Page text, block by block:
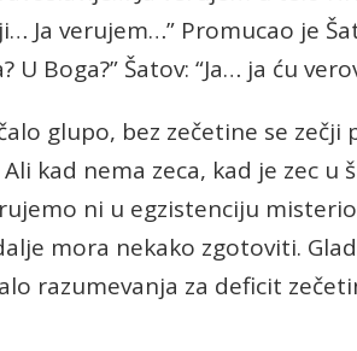
Ja verujem…” Promucao je
U Boga?” Šatov: “Ja… ja ću
glupo, bez zečetine se zečji
kad nema zeca, kad je zec u
ni u egzistenciju
mora nekako zgotoviti.
razumevanja za deficit